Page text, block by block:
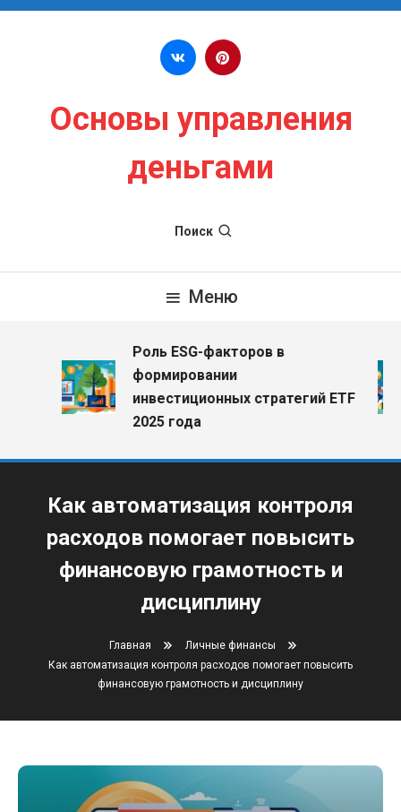
Перейти к содержимому
Основы управления
деньгами
Поиск
Меню
Роль ESG-факторов в
формировании
инвестиционных стратегий ETF
2025 года
Как автоматизация контроля
расходов помогает повысить
финансовую грамотность и
дисциплину
Главная
Личные финансы
Как автоматизация контроля расходов помогает повысить
финансовую грамотность и дисциплину